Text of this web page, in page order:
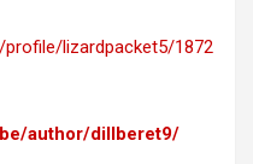
lizardpacket5/1872
author/dillberet9/